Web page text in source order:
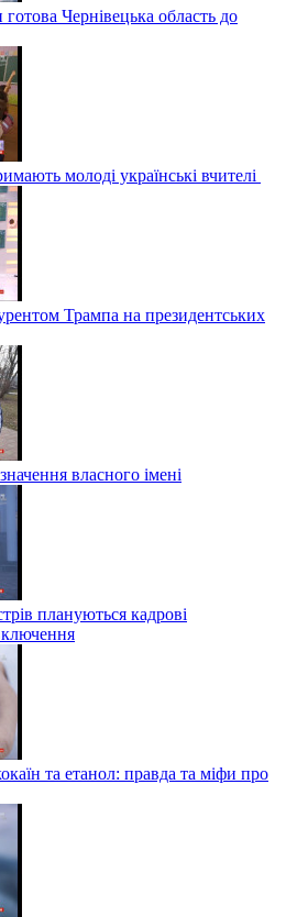
Чернівецька область до
молоді українські вчителі
Трампа на президентських
власного імені
плануються кадрові
та етанол: правда та міфи про